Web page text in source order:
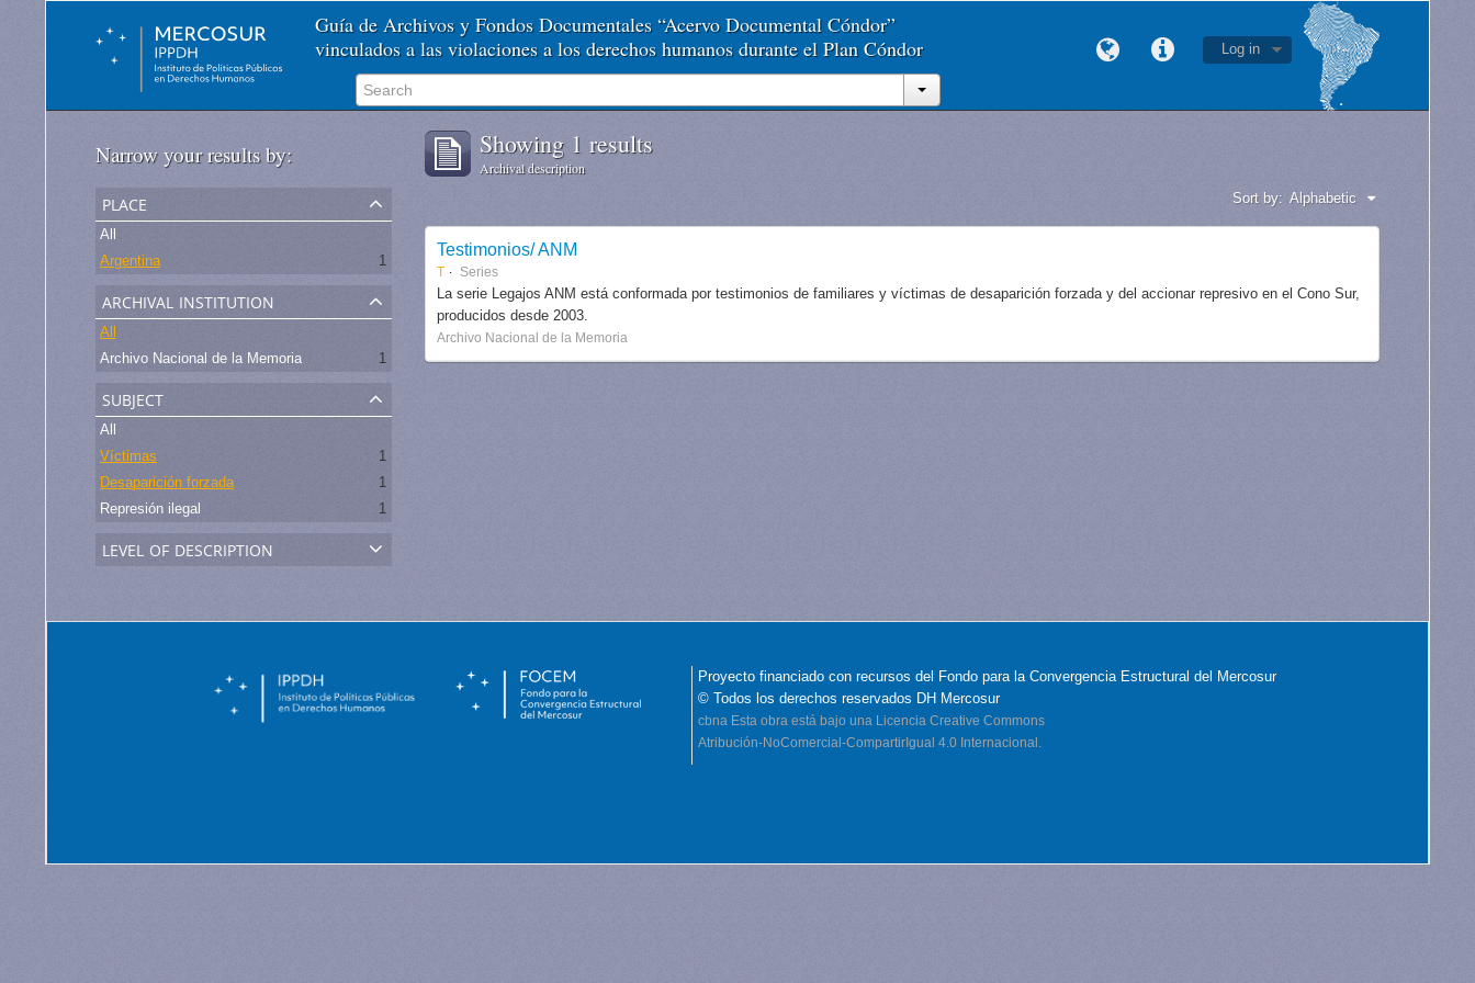
Guía de Archivos y Fondos Documentales “Acervo Documental Cóndor”
vinculados a las violaciones a los derechos humanos durante el Plan Cóndor
Log in
Narrow your results by:
place
All
Argentina
1
archival institution
All
Archivo Nacional de la Memoria
1
subject
All
Víctimas
1
Desaparición forzada
1
Represión ilegal
1
level of description
Showing 1 results
Archival description
Sort by: Alphabetic
Testimonios/ ANM
T Series
La serie Legajos ANM está conformada por testimonios de familiares y víctimas de desaparición forzada y del accionar represivo en el Cono Sur,
producidos desde 2003.
Archivo Nacional de la Memoria
Proyecto financiado con recursos del Fondo para la Convergencia Estructural del Mercosur
© Todos los derechos reservados DH Mercosur
cbna Esta obra está bajo una Licencia Creative Commons
Atribución-NoComercial-CompartirIgual 4.0 Internacional.